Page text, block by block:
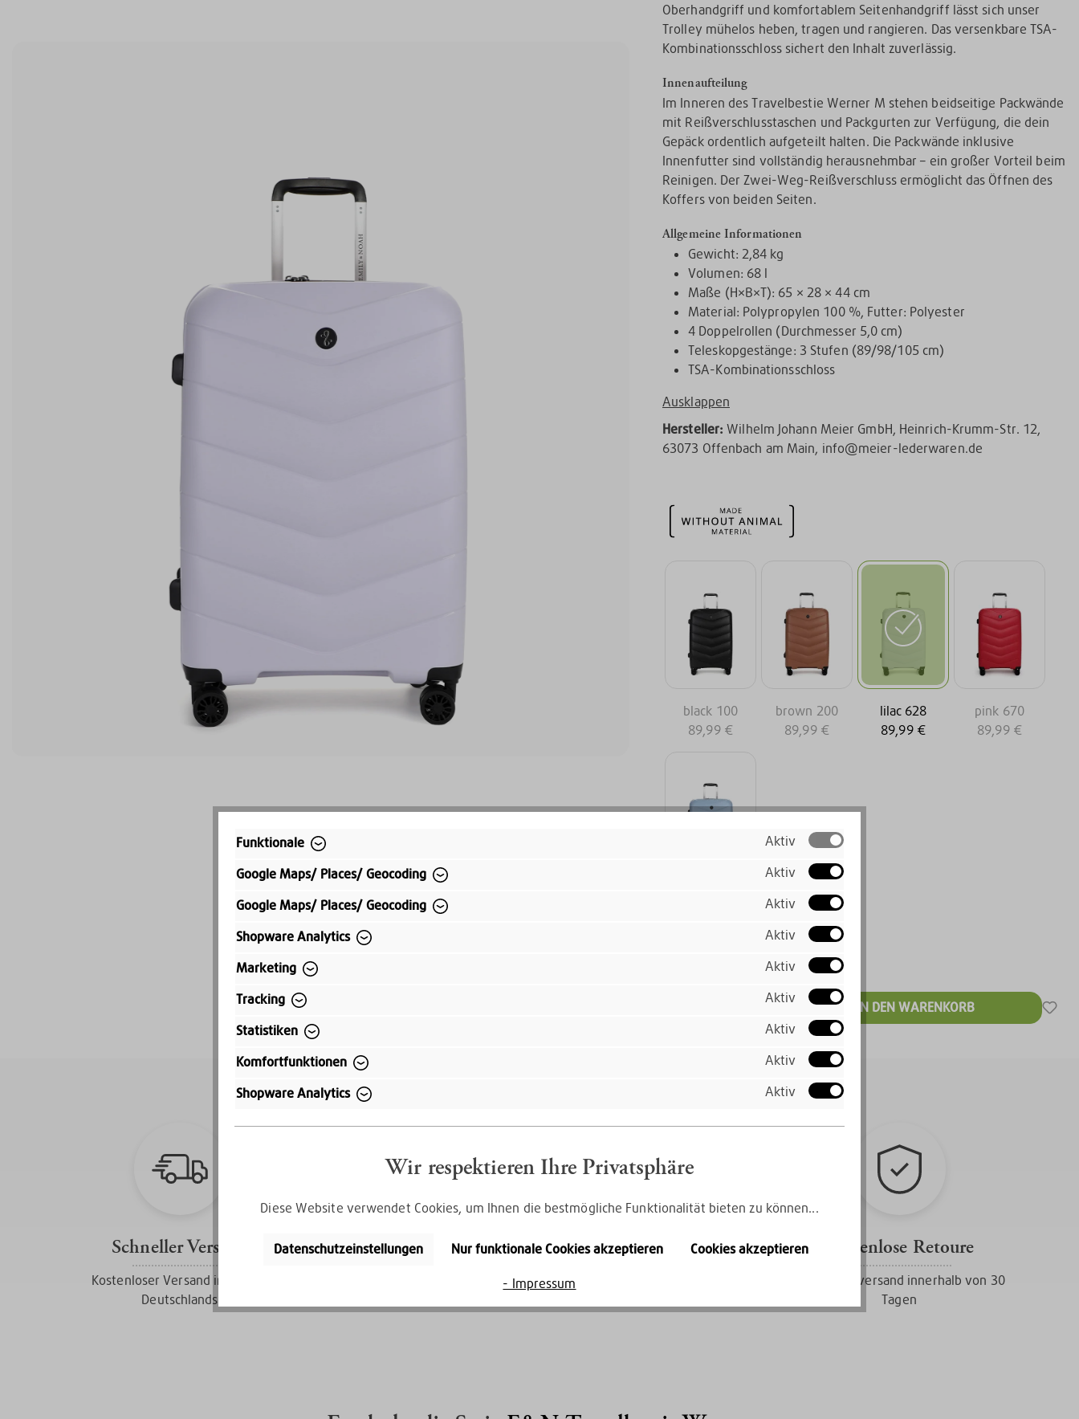
Oberhandgriff und komfortablem Seitenhandgriff lässt sich unser
Trolley mühelos heben, tragen und rangieren. Das versenkbare TSA-
Kombinationsschloss sichert den Inhalt zuverlässig.
Innenaufteilung
Im Inneren des Travelbestie Werner M stehen beidseitige Packwände
mit Reißverschlusstaschen und Packgurten zur Verfügung, die dein
Gepäck ordentlich aufgeteilt halten. Die Packwände inklusive
Innenfutter sind vollständig herausnehmbar – ein großer Vorteil beim
Reinigen. Der Zwei-Weg-Reißverschluss ermöglicht das Öffnen des
Koffers von beiden Seiten.
Allgemeine Informationen
Gewicht: 2,84 kg
Volumen: 68 l
Maße (H×B×T): 65 × 28 × 44 cm
Material: Polypropylen 100 %, Futter: Polyester
4 Doppelrollen (Durchmesser 5,0 cm)
Teleskopgestänge: 3 Stufen (89/98/105 cm)
TSA-Kombinationsschloss
Ausklappen
Hersteller:Wilhelm Johann Meier GmbH, Heinrich-Krumm-Str. 12,
63073 Offenbach am Main, info@meier-lederwaren.de
black 100
89,99 €
brown 200
89,99 €
lilac 628
89,99 €
pink 670
89,99 €
IN DEN WARENKORB
Schneller Versand
Kostenloser Versand innerhalb
Deutschlands
Kauf auf Rechnung
Bequem per Rechnungskauf bezahlen
Kostenlose Retoure
Gratis Rückversand innerhalb von 30
Tagen
Funktionale
Aktiv
Google Maps/ Places/ Geocoding
Aktiv
Google Maps/ Places/ Geocoding
Aktiv
Shopware Analytics
Aktiv
Marketing
Aktiv
Tracking
Aktiv
Statistiken
Aktiv
Komfortfunktionen
Aktiv
Shopware Analytics
Aktiv
Wir respektieren Ihre Privatsphäre
Diese Website verwendet Cookies, um Ihnen die bestmögliche Funktionalität bieten zu können...
Datenschutzeinstellungen Nur funktionale Cookies akzeptieren Cookies akzeptieren
- Impressum